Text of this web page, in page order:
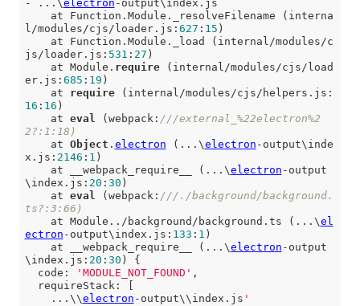
- ...\electron -output\index.js
l/modules/cjs/loader.js: 627 : 15 )
js/loader.js: 531 : 27 )
    at Module.
require (internal/modules/cjs/load
er.js: 685 : 19 )
    at
require (internal/modules/cjs/helpers.js:
16 : 16 )
    at
eval (webpack: ///external_%22electron%2
2?:1:18)
    at
Object . electron (...\electron -output\inde
x.js: 2146 : 1 )
    at __webpack_require__ (...\
electron -output
\index.js: 20 : 30 )
    at
eval (webpack: ///./background/background.
ts?:3:66)
    at Module../background/background.ts (...\
el
ectron -output\index.js: 133 : 1 )
    at __webpack_require__ (...\
electron -output
\index.js: 20 : 30 ) {
  code:
'MODULE_NOT_FOUND' ,
    ...\\
electron -output\\index.js '